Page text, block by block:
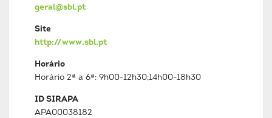
geral@sbl.pt
Site
http://www.sbl.pt
Horário
Horário 2ª a 6ª: 9h00-12h30;14h00-18h30
ID SIRAPA
APA00038182